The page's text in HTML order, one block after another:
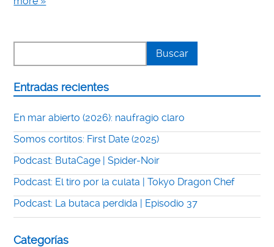
Entradas recientes
En mar abierto (2026): naufragio claro
Somos cortitos: First Date (2025)
Podcast: ButaCage | Spider-Noir
Podcast: El tiro por la culata | Tokyo Dragon Chef
Podcast: La butaca perdida | Episodio 37
Categorías